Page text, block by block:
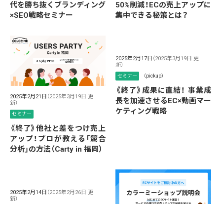
代を勝ち抜くブランディング
×SEO戦略セミナー
50%削減！ECの売上アップに
集中できる秘策とは？
2025年2月21日 （2025年3月19日 更
新）
セミナー
《終了》他社と差をつけ売上
アップ！プロが教える「競合
分析」の方法（Carty in 福岡）
2025年2月17日 （2025年3月19日 更
新）
セミナー （pickup）
《終了》成果に直結！ 事業成
長を加速させるEC×動画マー
ケティング戦略
2025年2月14日 （2025年2月26日 更
新）